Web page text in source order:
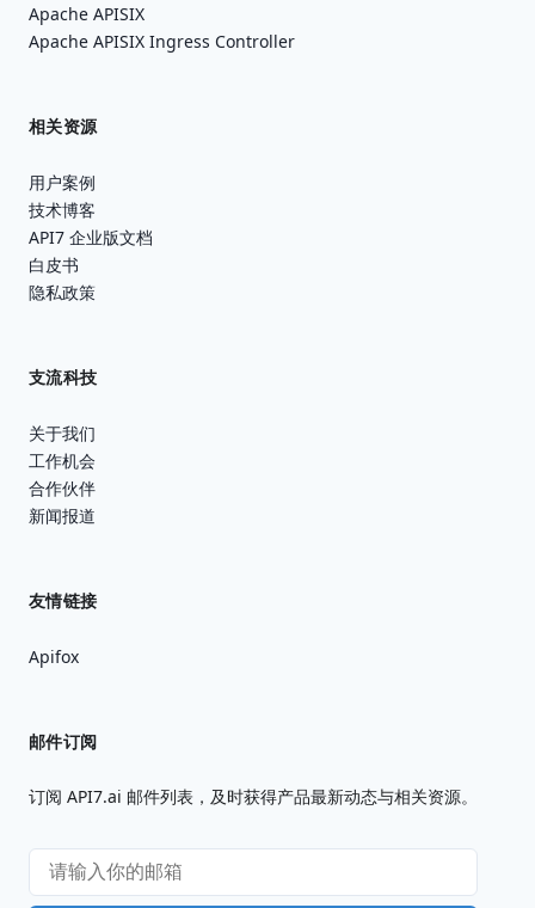
Apache APISIX
Apache APISIX Ingress Controller
相关资源
用户案例
技术博客
API7 企业版文档
白皮书
隐私政策
支流科技
关于我们
工作机会
合作伙伴
新闻报道
友情链接
Apifox
邮件订阅
订阅 API7.ai 邮件列表，及时获得产品最新动态与相关资源。